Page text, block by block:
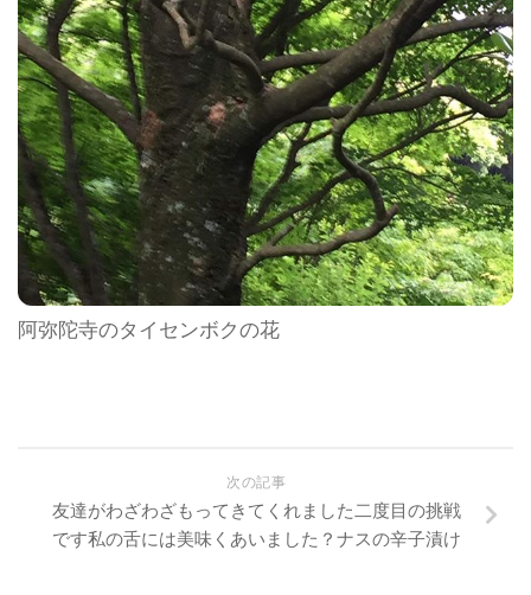
阿弥陀寺のタイセンボクの花
次の記事
友達がわざわざもってきてくれました二度目の挑戦
です私の舌には美味くあいました？ナスの辛子漬け